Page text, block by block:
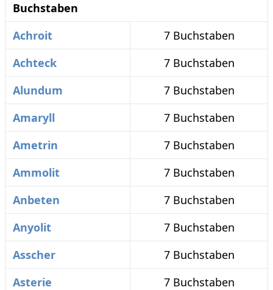
Buchstaben
Achroit
7 Buchstaben
Achteck
7 Buchstaben
Alundum
7 Buchstaben
Amaryll
7 Buchstaben
Ametrin
7 Buchstaben
Ammolit
7 Buchstaben
Anbeten
7 Buchstaben
Anyolit
7 Buchstaben
Asscher
7 Buchstaben
Asterie
7 Buchstaben